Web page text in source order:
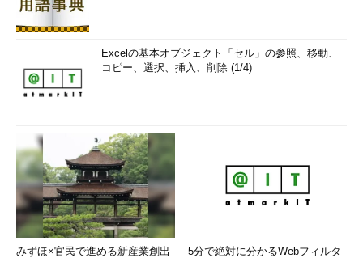
Excelの基本オブジェクト「セル」の参照、移動、
コピー、選択、挿入、削除 (1/4)
みずほ×官民で進める新産業創出
5分で絶対に分かるWebフィルタ